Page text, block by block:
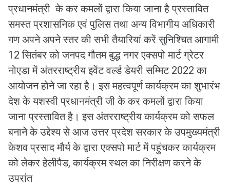
प्रधानमंत्री के कर कमलों द्वारा किया जाना है प्रस्तावित
समस्त प्रशासनिक एवं पुलिस तथा अन्य विभागीय अधिकारी
गण अपने अपने स्तर की सभी तैयारियां करें सुनिश्चित आगामी
12 सितंबर को जनपद गौतम बुद्ध नगर एक्सपो मार्ट ग्रेटर
नोएडा में अंतरराष्ट्रीय इवेंट वर्ल्ड डेयरी सम्मिट 2022 का
आयोजन होने जा रहा है। इस महत्वपूर्ण कार्यक्रम का शुभारंभ
देश के यशस्वी प्रधानमंत्री जी के कर कमलों द्वारा किया
जाना प्रस्तावित है। इस अंतरराष्ट्रीय कार्यक्रम को सफल
बनाने के उद्देश्य से आज उत्तर प्रदेश सरकार के उपमुख्यमंत्री
केशव प्रसाद मौर्य के द्वारा एक्सपो मार्ट में पहुंचकर कार्यक्रम
को लेकर हेलीपैड, कार्यक्रम स्थल का निरीक्षण करने के
उपरांत